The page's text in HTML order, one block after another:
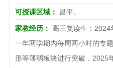
可授课区域： 昌平。
家教经历：高三复读生：2024
一年两学期内每周两小时的专
形等薄弱板块进行突破，2025